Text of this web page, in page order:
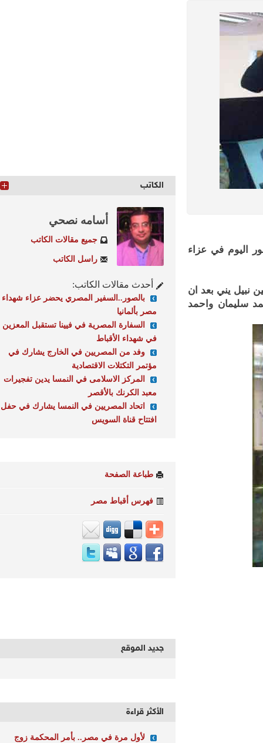
في عزاء
يني بعد ان
سليمان واحمد
الكاتب
أسامه نصحي
جميع مقالات الكاتب
راسل الكاتب
أحدث مقالات الكاتب:
بالصور..السفير المصري يحضر عزاء شهداء
مصر بألمانيا
السفارة المصرية في فيينا تستقبل المعزين
في شهداء الأقباط
وفد من المصريين في الخارج يشارك في
مؤتمر التكتلات الاقتصادية
المركز الاسلامى في النمسا يدين تفجيرات
معبد الكرنك بالأقصر
اتحاد المصريين في النمسا يشارك في حفل
افتتاح قناة السويس
طباعة الصفحة
فهرس أقباط مصر
جديد الموقع
الأكثر قراءة
لأول مرة في مصر.. بأمر المحكمة زوج